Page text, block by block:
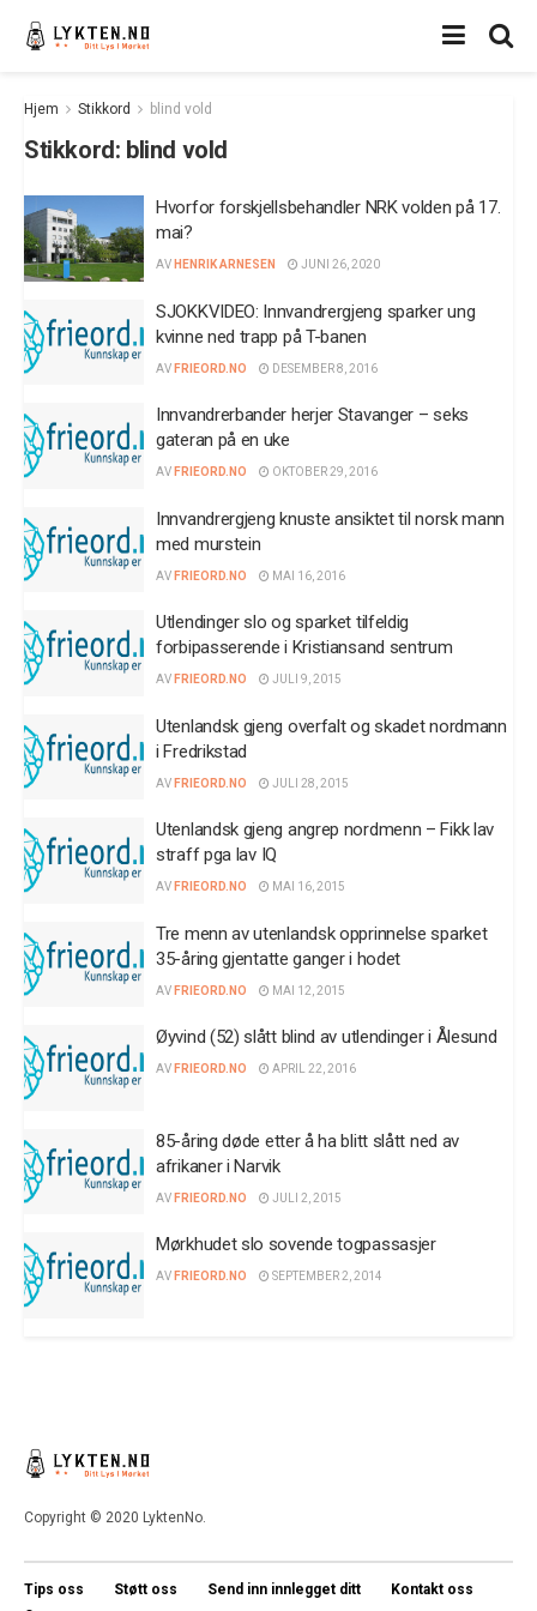
Hjem Stikkord blind vold
Stikkord: blind vold
Hvorfor forskjellsbehandler NRK volden på 17.
mai?
AV HENRIK ARNESEN JUNI 26, 2020
SJOKKVIDEO: Innvandrergjeng sparker ung
kvinne ned trapp på T-banen
AV FRIEORD.NO DESEMBER 8, 2016
Innvandrerbander herjer Stavanger – seks
gateran på en uke
AV FRIEORD.NO OKTOBER 29, 2016
Innvandrergjeng knuste ansiktet til norsk mann
med murstein
AV FRIEORD.NO MAI 16, 2016
Utlendinger slo og sparket tilfeldig
forbipasserende i Kristiansand sentrum
AV FRIEORD.NO JULI 9, 2015
Utenlandsk gjeng overfalt og skadet nordmann
i Fredrikstad
AV FRIEORD.NO JULI 28, 2015
Utenlandsk gjeng angrep nordmenn – Fikk lav
straff pga lav IQ
AV FRIEORD.NO MAI 16, 2015
Tre menn av utenlandsk opprinnelse sparket
35-åring gjentatte ganger i hodet
AV FRIEORD.NO MAI 12, 2015
Øyvind (52) slått blind av utlendinger i Ålesund
AV FRIEORD.NO APRIL 22, 2016
85-åring døde etter å ha blitt slått ned av
afrikaner i Narvik
AV FRIEORD.NO JULI 2, 2015
Mørkhudet slo sovende togpassasjer
AV FRIEORD.NO SEPTEMBER 2, 2014
Copyright © 2020 LyktenNo.
Tips oss Støtt oss Send inn innlegget ditt
Kontakt oss